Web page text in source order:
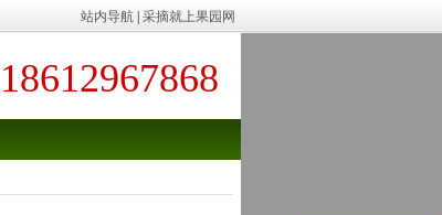
站内导航 采摘就上果园网
18612967868